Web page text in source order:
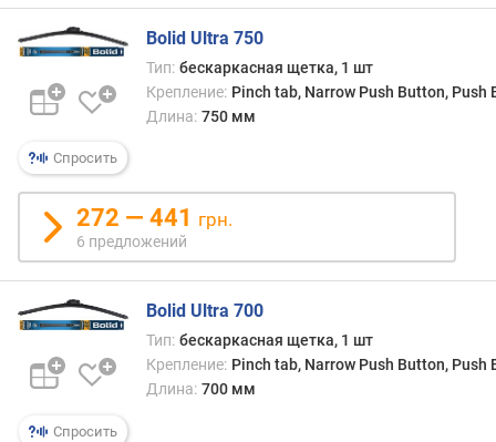
о
с
т
и
т
д
е
ш
е
в
х
к
д
о
о
Спросить
Bolid Ultra 750
Тип: бескаркасная щетка, 1 шт
Крепление: Pinch tab, Narrow Push Button,
Длина: 750 мм
272 — 441 грн.
6 предложений
Спросить
Bolid Ultra 700
Тип: бескаркасная щетка, 1 шт
Крепление: Pinch tab, Narrow Push Button,
Длина: 700 мм